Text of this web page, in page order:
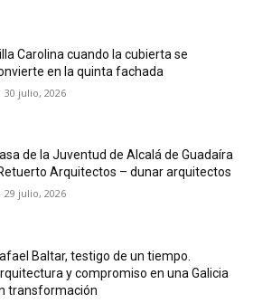
Carolina cuando la cubierta se
en la quinta fachada
30 julio, 2026
de la Juventud de Alcalá de Guadaíra
Retuerto Arquitectos – dunar arquitectos
29 julio, 2026
Baltar, testigo de un tiempo.
y compromiso en una Galicia
transformación